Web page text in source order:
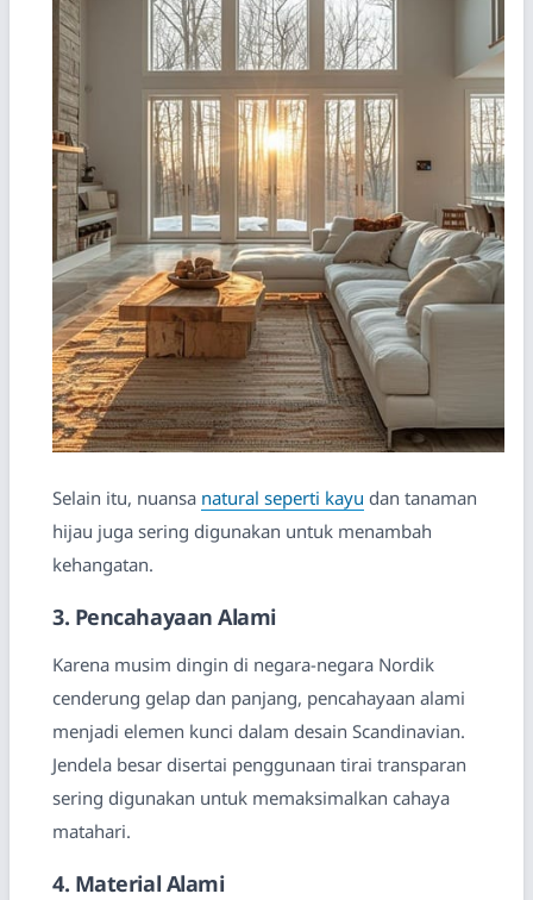
Selain itu, nuansa natural seperti kayu dan tanaman
hijau juga sering digunakan untuk menambah
kehangatan.
3. Pencahayaan Alami
Karena musim dingin di negara-negara Nordik
cenderung gelap dan panjang, pencahayaan alami
menjadi elemen kunci dalam desain Scandinavian.
Jendela besar disertai penggunaan tirai transparan
sering digunakan untuk memaksimalkan cahaya
matahari.
4. Material Alami